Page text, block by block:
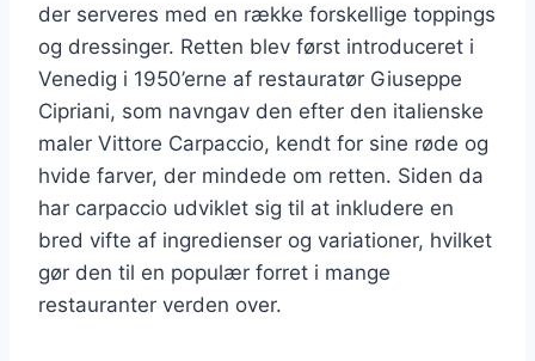
der serveres med en række forskellige toppings
og dressinger. Retten blev først introduceret i
Venedig i 1950’erne af restauratør Giuseppe
Cipriani, som navngav den efter den italienske
maler Vittore Carpaccio, kendt for sine røde og
hvide farver, der mindede om retten. Siden da
har carpaccio udviklet sig til at inkludere en
bred vifte af ingredienser og variationer, hvilket
gør den til en populær forret i mange
restauranter verden over.